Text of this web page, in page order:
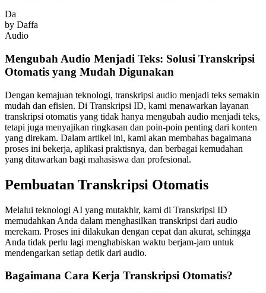
Da
by Daffa
Audio
Mengubah Audio Menjadi Teks: Solusi Transkripsi
Otomatis yang Mudah Digunakan
Dengan kemajuan teknologi, transkripsi audio menjadi teks semakin
mudah dan efisien. Di Transkripsi ID, kami menawarkan layanan
transkripsi otomatis yang tidak hanya mengubah audio menjadi teks,
tetapi juga menyajikan ringkasan dan poin-poin penting dari konten
yang direkam. Dalam artikel ini, kami akan membahas bagaimana
proses ini bekerja, aplikasi praktisnya, dan berbagai kemudahan
yang ditawarkan bagi mahasiswa dan profesional.
Pembuatan Transkripsi Otomatis
Melalui teknologi AI yang mutakhir, kami di Transkripsi ID
memudahkan Anda dalam menghasilkan transkripsi dari audio
merekam. Proses ini dilakukan dengan cepat dan akurat, sehingga
Anda tidak perlu lagi menghabiskan waktu berjam-jam untuk
mendengarkan setiap detik dari audio.
Bagaimana Cara Kerja Transkripsi Otomatis?